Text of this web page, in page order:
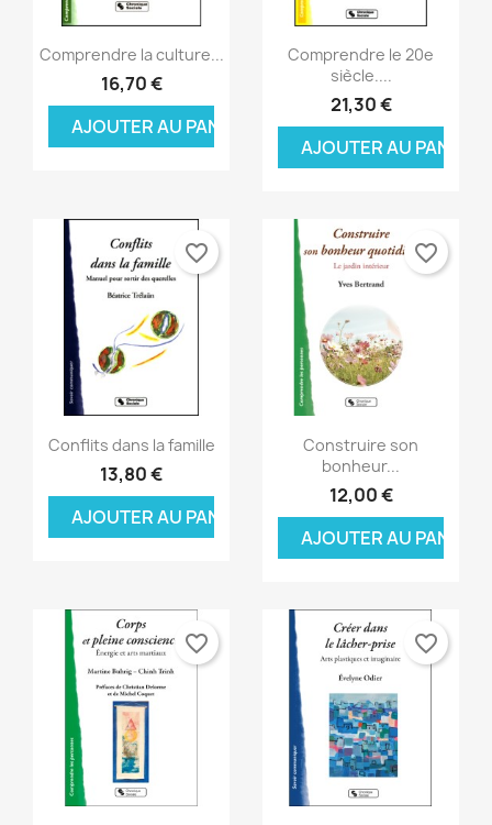
Aperçu rapide
Comprendre la culture...
16,70 €
AJOUTER AU PANIER
Aperçu rapide
Comprendre le 20e
siècle....
21,30 €
AJOUTER AU PANIER
Aperçu rapide
Conflits dans la famille
13,80 €
AJOUTER AU PANIER
favorite_border
Aperçu rapide
Construire son
bonheur...
12,00 €
AJOUTER AU PANIER
favorite_border
favorite_border favorite_border